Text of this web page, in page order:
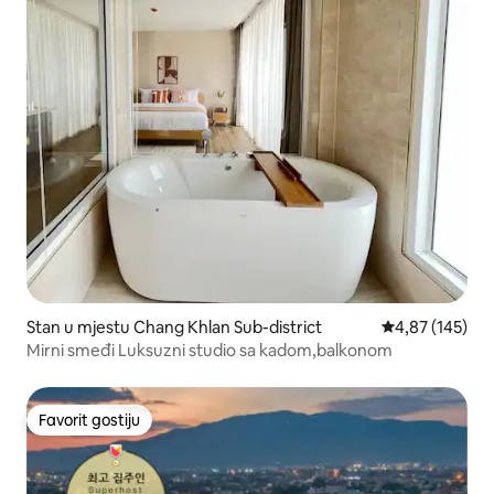
Stan u mjestu Chang Khlan Sub-district prosječna
4,87 (145)
Mirni smeđi Luksuzni studio sa kadom,balkonom
Favorit gostiju
Favorit gostiju